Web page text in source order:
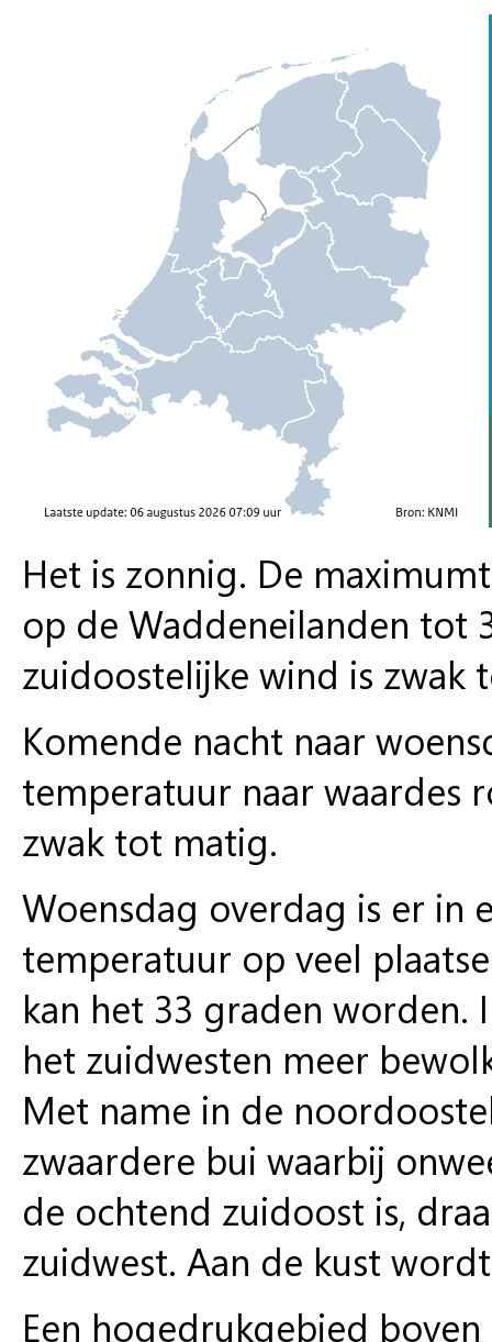
Het is zonnig. De
op de Waddeneilanden tot
zuidoostelijke wind is zwak
Komende nacht naar
temperatuur naar waardes
zwak tot matig.
Woensdag overdag is er in
temperatuur op veel
kan het 33 graden
het zuidwesten meer
Met name in de
zwaardere bui waarbij
de ochtend zuidoost is,
zuidwest. Aan de kust
Een hogedrukgebied